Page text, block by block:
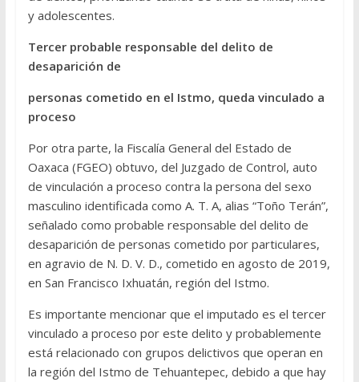
y adolescentes.
Tercer probable responsable del delito de
desaparición de
personas cometido en el Istmo, queda vinculado a
proceso
Por otra parte, la Fiscalía General del Estado de
Oaxaca (FGEO) obtuvo, del Juzgado de Control, auto
de vinculación a proceso contra la persona del sexo
masculino identificada como A. T. A, alias “Toño Terán”,
señalado como probable responsable del delito de
desaparición de personas cometido por particulares,
en agravio de N. D. V. D., cometido en agosto de 2019,
en San Francisco Ixhuatán, región del Istmo.
Es importante mencionar que el imputado es el tercer
vinculado a proceso por este delito y probablemente
está relacionado con grupos delictivos que operan en
la región del Istmo de Tehuantepec, debido a que hay